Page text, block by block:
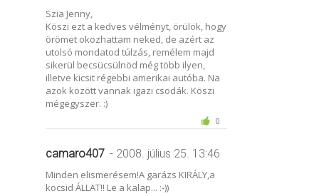
Szia Jenny,
Köszi ezt a kedves vélményt, örülök, hogy
örömet okozhattam neked, de azért az
utolsó mondatod túlzás, remélem majd
sikerül becsücsülnöd még több ilyen,
illetve kicsit régebbi amerikai autóba. Na
azok között vannak igazi csodák. Köszi
mégegyszer. :)
0
camaro407 - 2008. július 25. 13:46
Minden elismerésem!A garázs KIRÁLY,a
kocsid ÁLLAT!! Le a kalap... :-))